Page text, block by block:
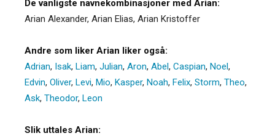
De vanligste navnekombinasjoner med Arian:
Arian Alexander, Arian Elias, Arian Kristoffer
Andre som liker Arian liker også:
Adrian, Isak, Liam, Julian, Aron, Abel, Caspian, Noel,
Edvin, Oliver, Levi, Mio, Kasper, Noah, Felix, Storm, Theo,
Ask, Theodor, Leon
Slik uttales Arian: